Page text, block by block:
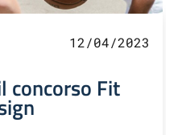
12/04/2023
concorso Fit